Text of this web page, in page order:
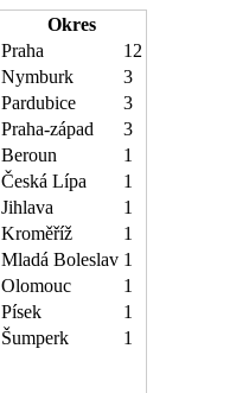
Okres
Praha
12
Nymburk
3
Pardubice
3
Praha-západ
3
Beroun
1
Česká Lípa
1
Jihlava
1
Kroměříž
1
Mladá Boleslav 1
Olomouc
1
Písek
1
Šumperk
1